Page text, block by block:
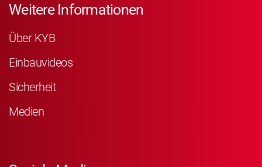
Weitere Informationen
Über KYB
Einbauvideos
Sicherheit
Medien